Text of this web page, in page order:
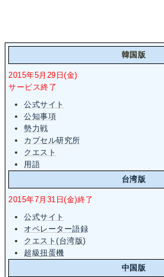
韓国版
2015年5月29日(金)
サービス終了
公式サイト
公知事項
勢力戦
カプセル研究所
クエスト
用語
台湾版
2015年7月31日(金)終了
公式サイト
オペレーター語録
クエスト(台湾版)
超級扭蛋機
中国版